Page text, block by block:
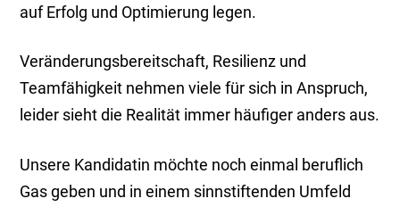
auf Erfolg und Optimierung legen.
Veränderungsbereitschaft, Resilienz und
Teamfähigkeit nehmen viele für sich in Anspruch,
leider sieht die Realität immer häufiger anders aus.
Unsere Kandidatin möchte noch einmal beruflich
Gas geben und in einem sinnstiftenden Umfeld